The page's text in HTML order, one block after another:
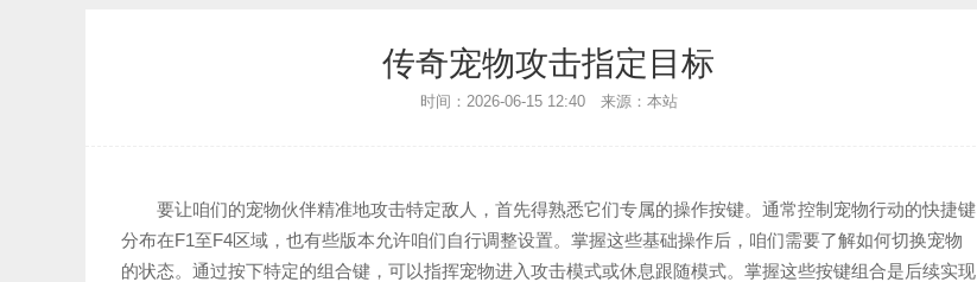
传奇宠物攻击指定目标
时间：2026-06-15 12:40 来源：本站
要让咱们的宠物伙伴精准地攻击特定敌人，首先得熟悉它们专属的操作按键。通常控制宠物行动的快捷键
分布在F1至F4区域，也有些版本允许咱们自行调整设置。掌握这些基础操作后，咱们需要了解如何切换宠物
的状态。通过按下特定的组合键，可以指挥宠物进入攻击模式或休息跟随模式。掌握这些按键组合是后续实现